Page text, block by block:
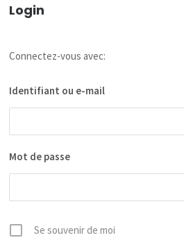
Login
Connectez-vous avec:
Identifiant ou e-mail
Mot de passe
Se souvenir de moi